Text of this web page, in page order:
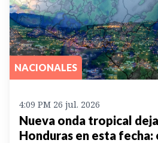
NACIONALES
4:09 PM 26 jul. 2026
Nueva onda tropical
Honduras en esta